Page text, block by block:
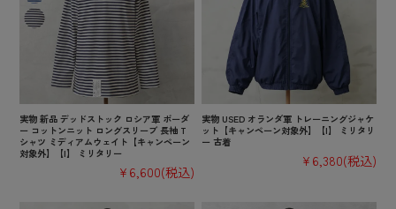
実物 新品 デッドストック ロシア軍 ボーダ
ー コットンニット ロングスリーブ 長袖 T
シャツ ミディアムウェイト【キャンペーン
対象外】【I】 ミリタリー
¥6,600(税込)
実物 USED オランダ軍 トレーニングジャケ
ット【キャンペーン対象外】【I】 ミリタリ
ー 古着
¥6,380(税込)